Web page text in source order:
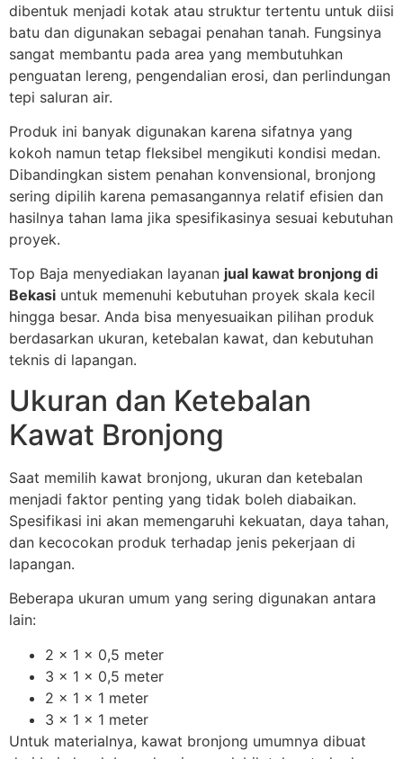
dibentuk menjadi kotak atau struktur tertentu untuk diisi
batu dan digunakan sebagai penahan tanah. Fungsinya
sangat membantu pada area yang membutuhkan
penguatan lereng, pengendalian erosi, dan perlindungan
tepi saluran air.
Produk ini banyak digunakan karena sifatnya yang
kokoh namun tetap fleksibel mengikuti kondisi medan.
Dibandingkan sistem penahan konvensional, bronjong
sering dipilih karena pemasangannya relatif efisien dan
hasilnya tahan lama jika spesifikasinya sesuai kebutuhan
proyek.
Top Baja menyediakan layanan jual kawat bronjong di
Bekasi untuk memenuhi kebutuhan proyek skala kecil
hingga besar. Anda bisa menyesuaikan pilihan produk
berdasarkan ukuran, ketebalan kawat, dan kebutuhan
teknis di lapangan.
Ukuran dan Ketebalan
Kawat Bronjong
Saat memilih kawat bronjong, ukuran dan ketebalan
menjadi faktor penting yang tidak boleh diabaikan.
Spesifikasi ini akan memengaruhi kekuatan, daya tahan,
dan kecocokan produk terhadap jenis pekerjaan di
lapangan.
Beberapa ukuran umum yang sering digunakan antara
lain:
2 x 1 x 0,5 meter
3 x 1 x 0,5 meter
2 x 1 x 1 meter
3 x 1 x 1 meter
Untuk materialnya, kawat bronjong umumnya dibuat